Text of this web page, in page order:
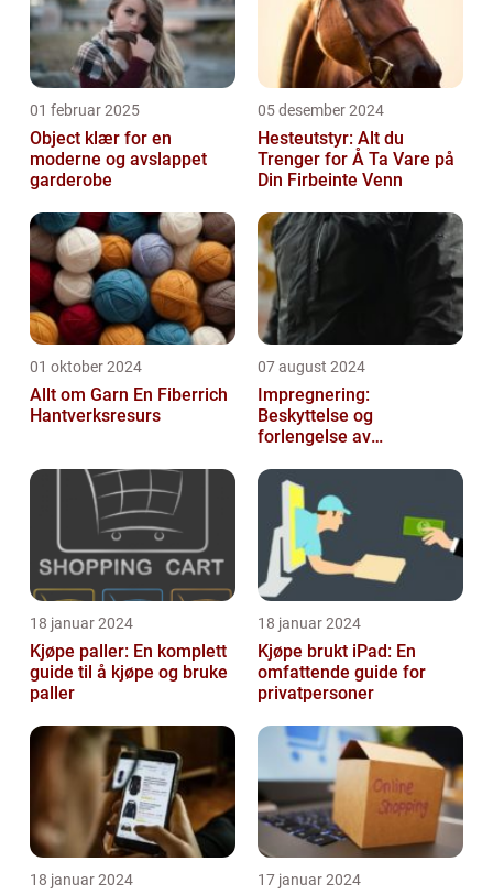
01 februar 2025
Object klær for en
moderne og avslappet
garderobe
05 desember 2024
Hesteutstyr: Alt du
Trenger for Å Ta Vare på
Din Firbeinte Venn
01 oktober 2024
Allt om Garn En Fiberrich
Hantverksresurs
07 august 2024
Impregnering:
Beskyttelse og
forlengelse av
18 januar 2024
Kjøpe paller: En komplett
guide til å kjøpe og bruke
paller
18 januar 2024
Kjøpe brukt iPad: En
omfattende guide for
privatpersoner
18 januar 2024 17 januar 2024